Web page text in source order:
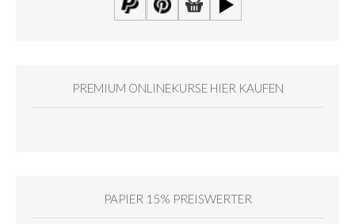
PREMIUM ONLINEKURSE HIER KAUFEN
PAPIER 15% PREISWERTER